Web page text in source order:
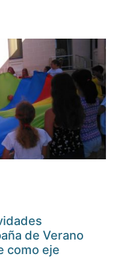
de Verano
como eje